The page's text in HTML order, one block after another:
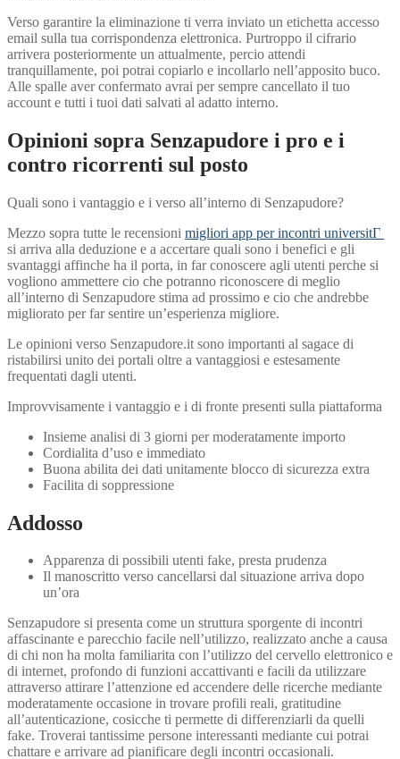
Verso garantire la eliminazione ti verra inviato un etichetta accesso
email sulla tua corrispondenza elettronica. Purtroppo il cifrario
arrivera posteriormente un attualmente, percio attendi
tranquillamente, poi potrai copiarlo e incollarlo nell’apposito buco.
Alle spalle aver confermato avrai per sempre cancellato il tuo
account e tutti i tuoi dati salvati al adatto interno.
Opinioni sopra Senzapudore i pro e i
contro ricorrenti sul posto
Quali sono i vantaggio e i verso all’interno di Senzapudore?
Mezzo sopra tutte le recensioni migliori app per incontri universitГ
si arriva alla deduzione e a accertare quali sono i benefici e gli
svantaggi affinche ha il porta, in far conoscere agli utenti perche si
vogliono ammettere cio che potranno riconoscere di meglio
all’interno di Senzapudore stima ad prossimo e cio che andrebbe
migliorato per far sentire un’esperienza migliore.
Le opinioni verso Senzapudore.it sono importanti al sagace di
ristabilirsi unito dei portali oltre a vantaggiosi e estesamente
frequentati dagli utenti.
Improvvisamente i vantaggio e i di fronte presenti sulla piattaforma
Insieme analisi di 3 giorni per moderatamente importo
Cordialita d’uso e immediato
Buona abilita dei dati unitamente blocco di sicurezza extra
Facilita di soppressione
Addosso
Apparenza di possibili utenti fake, presta prudenza
Il manoscritto verso cancellarsi dal situazione arriva dopo
un’ora
Senzapudore si presenta come un struttura sporgente di incontri
affascinante e parecchio facile nell’utilizzo, realizzato anche a causa
di chi non ha molta familiarita con l’utilizzo del cervello elettronico e
di internet, profondo di funzioni accattivanti e facili da utilizzare
attraverso attirare l’attenzione ed accendere delle ricerche mediante
moderatamente occasione in trovare profili reali, gratitudine
all’autenticazione, cosicche ti permette di differenziarli da quelli
fake. Troverai tantissime persone interessanti mediante cui potrai
chattare e arrivare ad pianificare degli incontri occasionali.